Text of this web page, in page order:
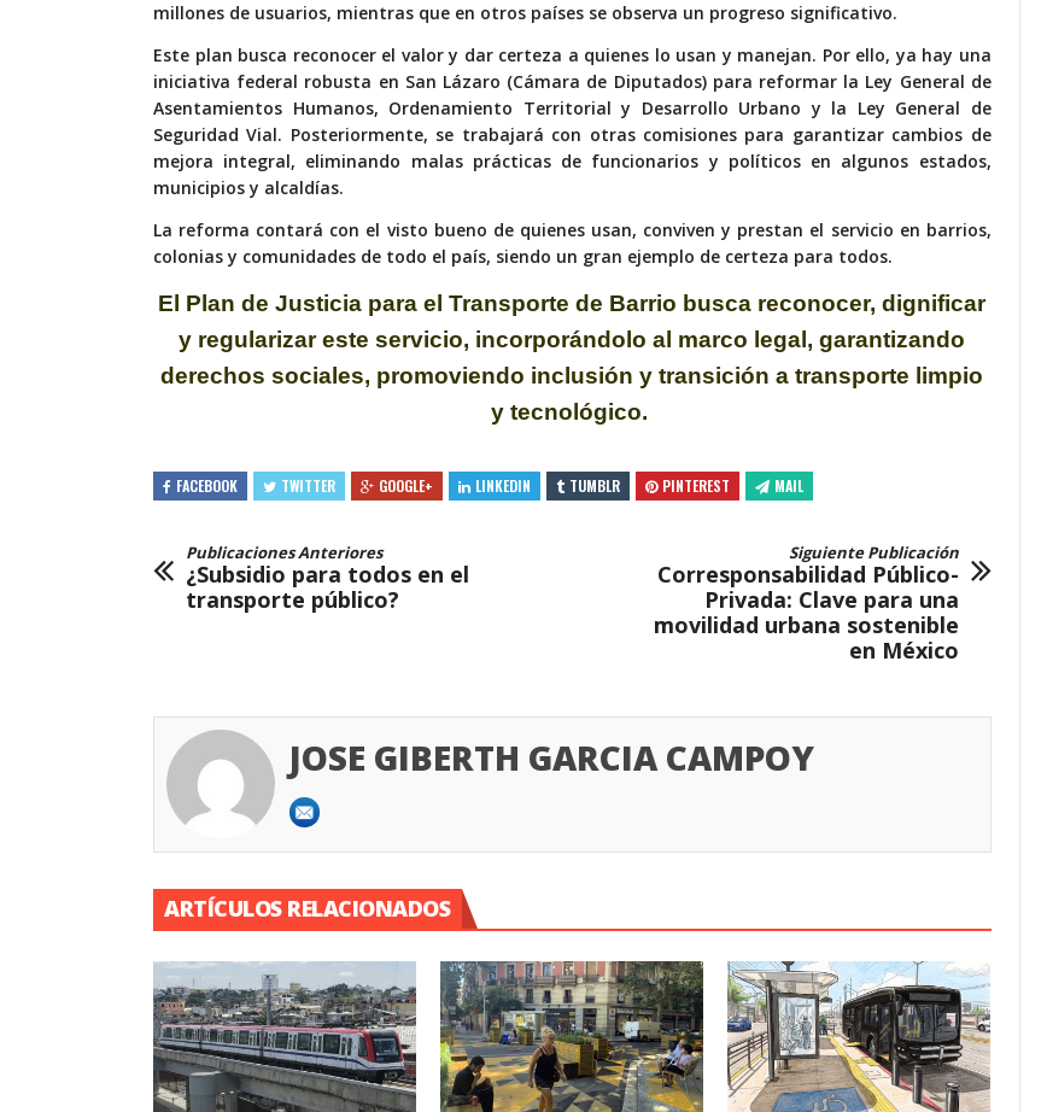
millones de usuarios, mientras que en otros países se observa un progreso significativo.
Este plan busca reconocer el valor y dar certeza a quienes lo usan y manejan. Por ello, ya hay una
iniciativa federal robusta en San Lázaro (Cámara de Diputados) para reformar la Ley General de
Asentamientos Humanos, Ordenamiento Territorial y Desarrollo Urbano y la Ley General de
Seguridad Vial. Posteriormente, se trabajará con otras comisiones para garantizar cambios de
mejora integral, eliminando malas prácticas de funcionarios y políticos en algunos estados,
municipios y alcaldías.
La reforma contará con el visto bueno de quienes usan, conviven y prestan el servicio en barrios,
colonias y comunidades de todo el país, siendo un gran ejemplo de certeza para todos.
El Plan de Justicia para el Transporte de Barrio busca reconocer, dignificar
y regularizar este servicio, incorporándolo al marco legal, garantizando
derechossociales, promoviendo inclusión y transición a transporte limpio
y tecnológico.
FACEBOOK TWITTER GOOGLE+ LINKEDIN TUMBLR PINTEREST MAIL
Publicaciones Anteriores
¿Subsidio para todos en el
transporte público?
Siguiente Publicación
Corresponsabilidad Público-
Privada: Clave para una
movilidad urbana sostenible
en México
JOSE GIBERTH GARCIA CAMPOY
ARTÍCULOS RELACIONADOS